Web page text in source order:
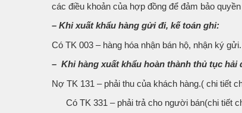
các điều khoản của hợp đồng để đảm bảo
– Khi xuất khẩu hàng gửi đi, kế toán ghi:
Có TK 003 – hàng hóa nhận bán hộ, nhận ký gửi.
– Khi hàng xuất khẩu hoàn thành thủ tục
Nợ TK 131 – phải thu của khách hàng.( chi tiết
Có TK 331 – phải trả cho người bán(chi tiết